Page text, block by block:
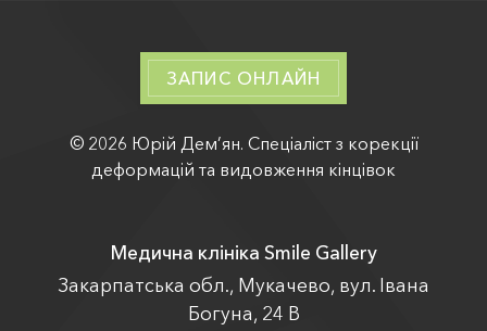
ЗАПИС ОНЛАЙН
© 2026 Юрій Дем’ян. Спеціаліст з корекції
деформацій та видовження кінцівок
Медична клініка Smile Gallery
Закарпатська обл., Мукачево, вул. Івана
Богуна, 24 В